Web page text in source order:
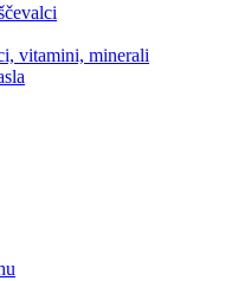
vitamini, minerali